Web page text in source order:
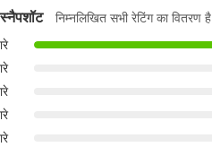
निम्नलिखित सभी रेटिंग का वितरण है